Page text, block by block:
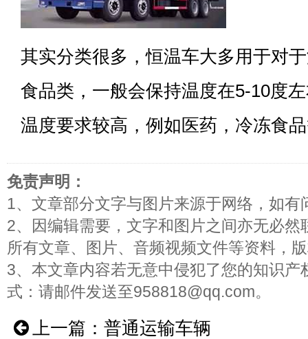
其实分类很多，恒温车大多用于对
食品类，一般会保持温度在5-10度
温度要求较高，例如医药，冷冻食
免责声明：
1、文章部分文字与图片来源于网络，如有
2、因编辑需要，文字和图片之间亦无必
所有文章、图片、音频视频文件等资料，
3、本文章内容若无意中侵犯了您的知识
式：请邮件发送至958818@qq.com。
上一篇： 普通运输车辆